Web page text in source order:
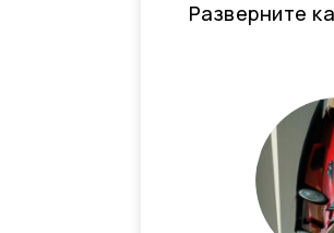
Разверните